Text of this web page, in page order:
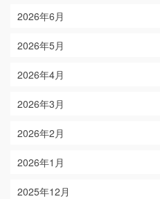
2026年6月
2026年5月
2026年4月
2026年3月
2026年2月
2026年1月
2025年12月